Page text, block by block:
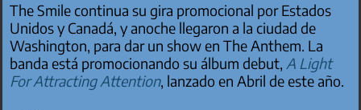
The Smile continua su gira promocional por Estados
Unidos y Canadá, y anoche llegaron a la ciudad de
Washington, para dar un show en The Anthem. La
banda está promocionando su álbum debut, A Light
For Attracting Attention, lanzado en Abril de este año.